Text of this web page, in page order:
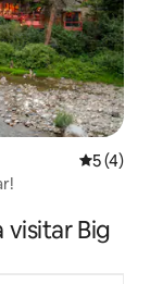
5 (4)
visitar Big